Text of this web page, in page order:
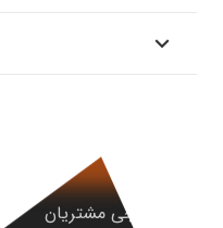
نظرسنجی مشتریان